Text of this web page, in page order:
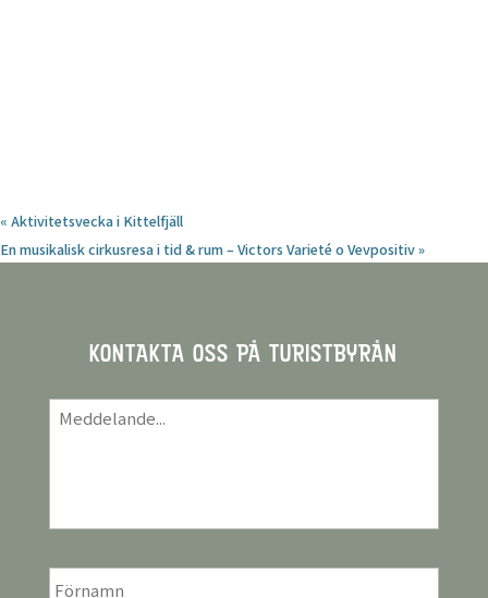
« Aktivitetsvecka i Kittelfjäll
En musikalisk cirkusresa i tid & rum – Victors Varieté o Vevpositiv»
KONTAKTA OSS PÅ TURISTBYRÅN
Meddelande
För-
och